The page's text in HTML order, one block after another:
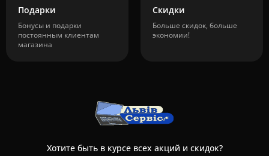
Подарки
Бонусы и подарки
постоянным клиентам
магазина
Скидки
Больше скидок, больше
экономии!
Хотите быть в курсе всех акций и скидок?